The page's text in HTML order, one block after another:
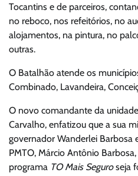
Tocantins e de parceiros,
no reboco, nos refeitórios, no
alojamentos, na pintura, no
outras.
O Batalhão atende os
Combinado, Lavandeira,
O novo comandante da
Carvalho, enfatizou que a sua
governador Wanderlei
PMTO, Márcio Antônio
programa TO Mais Seguroseja